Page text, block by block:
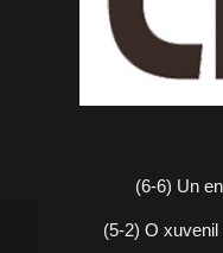
(6-6) Un
(5-2) O
O Lugo Sala cae ante o